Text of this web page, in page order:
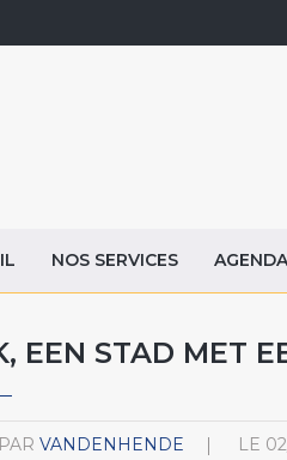
NOS SERVICES AGENDA
EEN STAD MET
VANDENHENDE LE